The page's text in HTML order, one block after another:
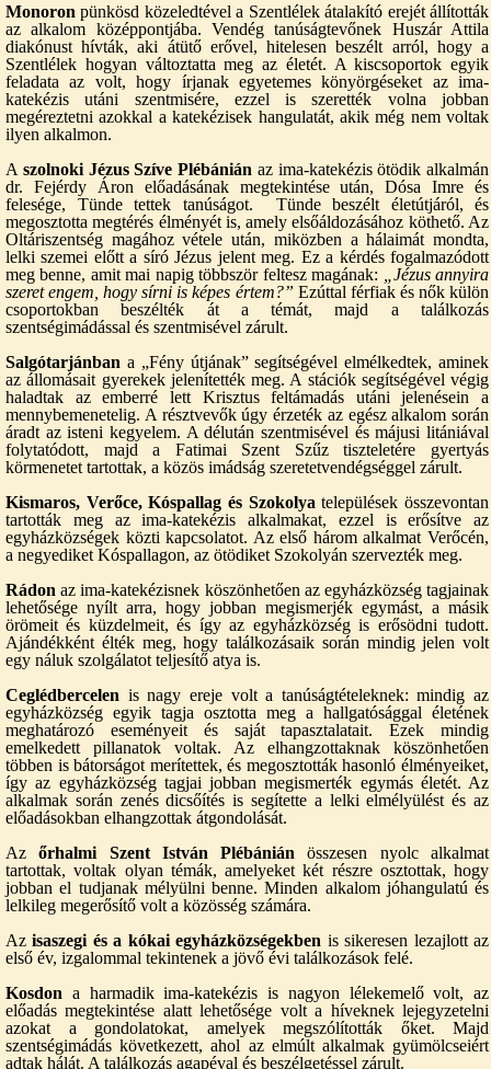
Monoron pünkösd közeledtével a Szentlélek átalakító erejét állították
az alkalom középpontjába. Vendég tanúságtevőnek Huszár Attila
diakónust hívták, aki átütő erővel, hitelesen beszélt arról, hogy a
Szentlélek hogyan változtatta meg az életét. A kiscsoportok egyik
feladata az volt, hogy írjanak egyetemes könyörgéseket az ima-
katekézis utáni szentmisére, ezzel is szerették volna jobban
megéreztetni azokkal a katekézisek hangulatát, akik még nem voltak
ilyen alkalmon.
A szolnoki Jézus Szíve Plébánián az ima-katekézis ötödik alkalmán
dr. Fejérdy Áron előadásának megtekintése után, Dósa Imre és
felesége, Tünde tettek tanúságot. Tünde beszélt életútjáról, és
megosztotta megtérés élményét is, amely elsőáldozásához köthető. Az
Oltáriszentség magához vétele után, miközben a hálaimát mondta,
lelki szemei előtt a síró Jézus jelent meg. Ez a kérdés fogalmazódott
meg benne, amit mai napig többször feltesz magának:
„Jézus annyira
szeret engem, hogy sírni is képes értem?” Ezúttal férfiak és nők külön
csoportokban beszélték át a témát, majd a találkozás
szentségimádással és szentmisével zárult.
Salgótarjánban a „Fény útjának” segítségével elmélkedtek, aminek
az állomásait gyerekek jelenítették meg. A stációk segítségével végig
haladtak az emberré lett Krisztus feltámadás utáni jelenésein a
mennybemenetelig. A résztvevők úgy érzeték az egész alkalom során
áradt az isteni kegyelem. A délután szentmisével és májusi litániával
folytatódott, majd a Fatimai Szent Szűz tiszteletére gyertyás
körmenetet tartottak, a közös imádság szeretetvendégséggel zárult.
Kismaros, Verőce, Kóspallag és Szokolya települések összevontan
tartották meg az ima-katekézis alkalmakat, ezzel is erősítve az
egyházközségek közti kapcsolatot. Az első három alkalmat Verőcén,
a negyediket Kóspallagon, az ötödiket Szokolyán szervezték meg.
Rádon az ima-katekézisnek köszönhetően az egyházközség tagjainak
lehetősége nyílt arra, hogy jobban megismerjék egymást, a másik
örömeit és küzdelmeit, és így az egyházközség is erősödni tudott.
Ajándékként élték meg, hogy találkozásaik során mindig jelen volt
egy náluk szolgálatot teljesítő atya is.
Ceglédbercelen is nagy ereje volt a tanúságtételeknek: mindig az
egyházközség egyik tagja osztotta meg a hallgatósággal életének
meghatározó eseményeit és saját tapasztalatait. Ezek mindig
emelkedett pillanatok voltak. Az elhangzottaknak köszönhetően
többen is bátorságot merítettek, és megosztották hasonló élményeiket,
így az egyházközség tagjai jobban megismerték egymás életét. Az
alkalmak során zenés dicsőítés is segítette a lelki elmélyülést és az
előadásokban elhangzottak átgondolását.
Azőrhalmi Szent István Plébánián összesen nyolc alkalmat
tartottak, voltak olyan témák, amelyeket két részre osztottak, hogy
jobban el tudjanak mélyülni benne. Minden alkalom jóhangulatú és
lelkileg megerősítő volt a közösség számára.
Azisaszegi és a kókai egyházközségekben is sikeresen lezajlott az
első év, izgalommal tekintenek a jövő évi találkozások felé.
Kosdon a harmadik ima-katekézis is nagyon lélekemelő volt, az
előadás megtekintése alatt lehetősége volt a híveknek lejegyzetelni
azokat a gondolatokat, amelyek megszólították őket. Majd
szentségimádás következett, ahol az elmúlt alkalmak gyümölcseiért
adtak hálát. A találkozás agapéval és beszélgetéssel zárult.